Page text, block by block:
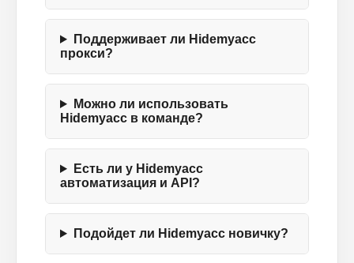
Поддерживает ли Hidemyacc
прокси?
Можно ли использовать
Hidemyacc в команде?
Есть ли у Hidemyacc
автоматизация и API?
Подойдет ли Hidemyacc новичку?